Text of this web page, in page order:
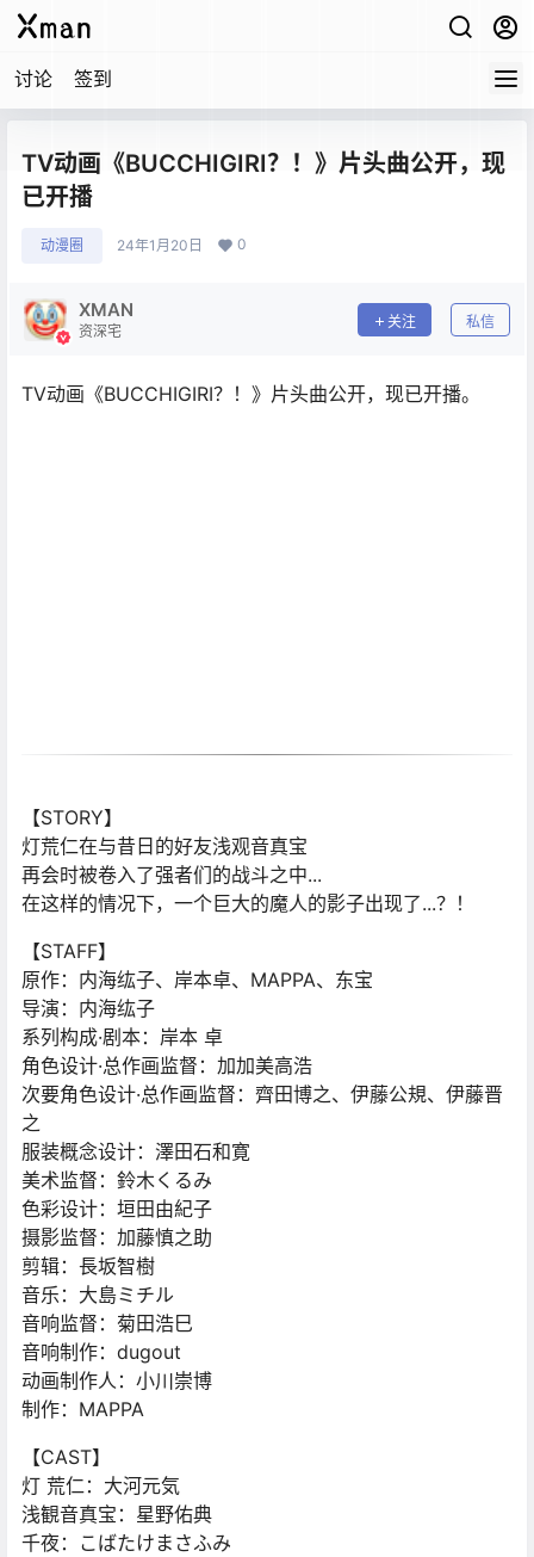
讨论 签到
TV动画《BUCCHIGIRI？！》片头曲公开，现
已开播
动漫圈 24年1月20日 0
XMAN
资深宅
关注 私信
TV动画《BUCCHIGIRI？！》片头曲公开，现已开播。
【STORY】
灯荒仁在与昔日的好友浅观音真宝
再会时被卷入了强者们的战斗之中...
在这样的情况下，一个巨大的魔人的影子出现了...？！
【STAFF】
原作：内海纮子、岸本卓、MAPPA、东宝
导演：内海纮子
系列构成·剧本：岸本 卓
角色设计·总作画监督：加加美高浩
次要角色设计·总作画监督：齊田博之、伊藤公規、伊藤晋
之
服装概念设计：澤田石和寛
美术监督：鈴木くるみ
色彩设计：垣田由紀子
摄影监督：加藤慎之助
剪辑：長坂智樹
音乐：大島ミチル
音响监督：菊田浩巳
音响制作：dugout
动画制作人：小川崇博
制作：MAPPA
【CAST】
灯 荒仁：大河元気
浅観音真宝：星野佑典
千夜：こばたけまさふみ